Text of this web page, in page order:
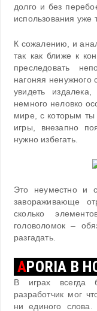
долго и без
использования уже
К сожалению, и
так как ближе к
преследовать
нагоняя
увидеть
немного неловко
мире, с которым ты
игры, внезапно
нужно избегать.
Это неуместно и
завораживающе
сколько
головоломок –
разгадать.
APORIA В
В играх всегда
разработчик мог
ни единого